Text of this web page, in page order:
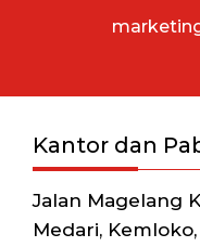
Kantor dan
Jalan Magelang
Medari,